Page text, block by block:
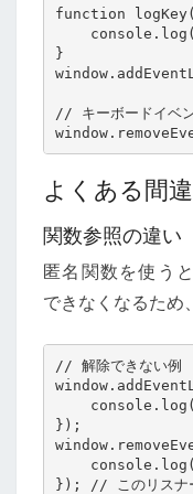
function
}
// キーボードイベ
よくある間
関数参照の違い
匿名関数を使うと
できなくなるため
// 解除できない例
});
}); // このリスナー